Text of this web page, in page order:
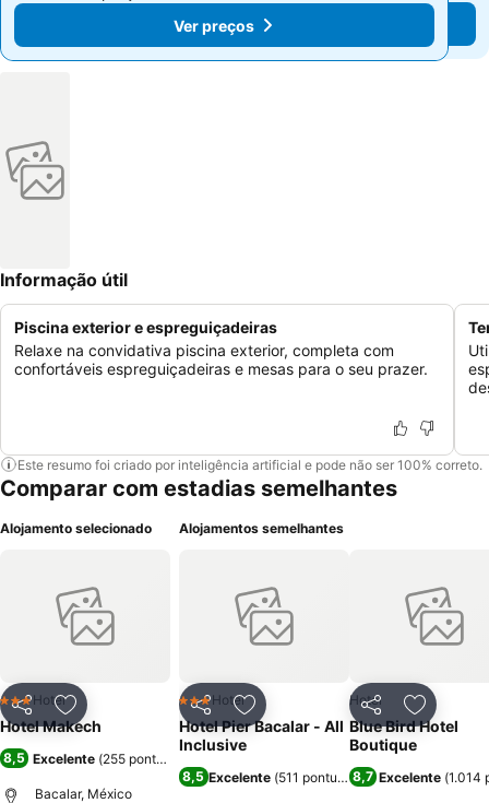
De
Ver preços
De
€ 68 Ver preços
Informação útil
Piscina exterior e espreguiçadeiras
Relaxe na convidativa piscina exterior, completa com
confortáveis espreguiçadeiras e mesas para o seu prazer.
Este resumo foi criado por inteligência artificial e pode não ser 100% correto.
Comparar com estadias semelhantes
Alojamento selecionado
PartilharAdicionar aos favoritos
3 Estrelas
Hotel
Hotel Makech
8,5 Excelente (255 pontuações
Bacalar, México
Alojamentos semelhantes
PartilharAdicionar aos favoritos
3 Estrelas
Hotel
Hotel Pier Bacalar - All
Inclusive
8,5 Excelente (511 pontuações)
Partilhar
Hotel
Blue Bird Hotel
Boutique
8,7 Excelente (1.014